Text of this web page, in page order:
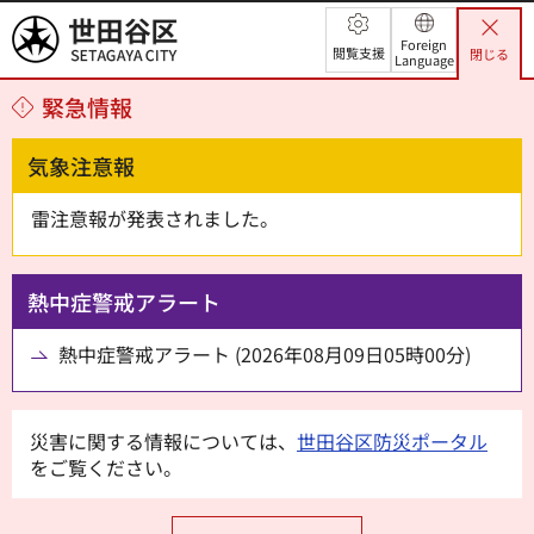
世田谷区 閲覧支援
Foreign
Language
閉じる
緊急情報
気象注意報
雷注意報が発表されました。
熱中症警戒アラート
熱中症警戒アラート (2026年08月09日05時00分)
災害に関する情報については、 世田谷区防災ポータル
をご覧ください。